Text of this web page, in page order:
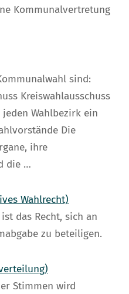
Kommunalvertretung
sind:
Kreiswahlausschuss
Wahlbezirk ein
Die
ihre
die …
Wahlrecht)
das Recht, sich an
zu beteiligen.
Stimmen wird